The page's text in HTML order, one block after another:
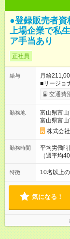
●登録販売者資
上場企業で私
ア手当あり
正社員
給与
月給
■リージョ
310，000
手当（石
種手当あ
務経験が
固定社員は当社規
＝＝ ★職
給与が支
る制度で
交通費
勤務地
富山県富
富山県富
株式会
勤務時間
平均労働
（週平均
＜店舗の
なります。 ＜シフト例＞ 早番：8時00分～17時00分 中番：11
1ヶ月単位
7.8時間ほど（2025年
時 ※勤務時間は
時00分～
特徴 10名以上
気になる！